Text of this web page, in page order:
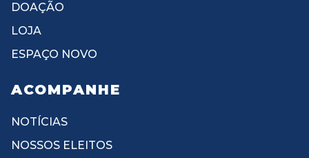
DOAÇÃO
LOJA
ESPAÇO NOVO
ACOMPANHE
NOTÍCIAS
NOSSOS ELEITOS